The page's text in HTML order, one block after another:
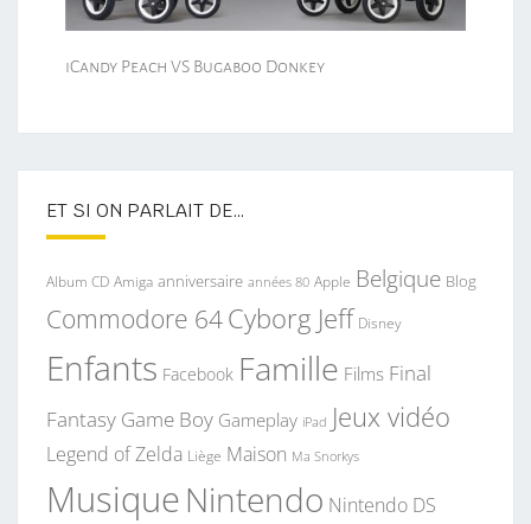
iCandy Peach VS Bugaboo Donkey
ET SI ON PARLAIT DE…
Album CD Amiga anniversaire années 80 Apple Belgique Blog
Commodore 64Cyborg Jeff Disney
Enfants Facebook Famille Films Final
Fantasy Game Boy Gameplay iPad Jeux vidéo
Legend of Zelda Liège Maison Ma Snorkys
MusiqueNintendo Nintendo DS